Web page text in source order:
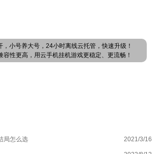
小号养大号，24小时离线云托管，快速升级！
性更高，用云手机挂机游戏更稳定、更流畅！
局怎么选 2021/3/16